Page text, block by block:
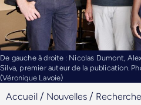
De gauche à droite : Nicolas Dumont,
Silva, premier auteur de la publication.
(Véronique Lavoie)
Accueil / Nouvelles / Recherche